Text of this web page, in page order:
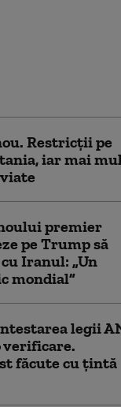
Restricții pe
iar mai
premier
pe Trump să
Iranul: „Un
mondial”
legii
verificare.
făcute cu țintă